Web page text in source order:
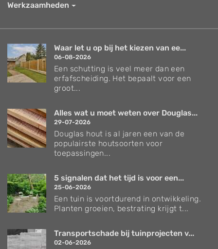
Werkzaamheden
Waar let u op bij het kiezen van ee...
06-08-2026
Een schutting is veel meer dan een
erfafscheiding. Het bepaalt voor een
groot...
Alles wat u moet weten over Douglas...
29-07-2026
Douglas hout is al jaren een van de
populairste houtsoorten voor
toepassingen...
5 signalen dat het tijd is voor een...
25-06-2026
Een tuin is voortdurend in ontwikkeling.
Planten groeien, bestrating krijgt t...
Transportschade bij tuinprojecten v...
02-06-2026